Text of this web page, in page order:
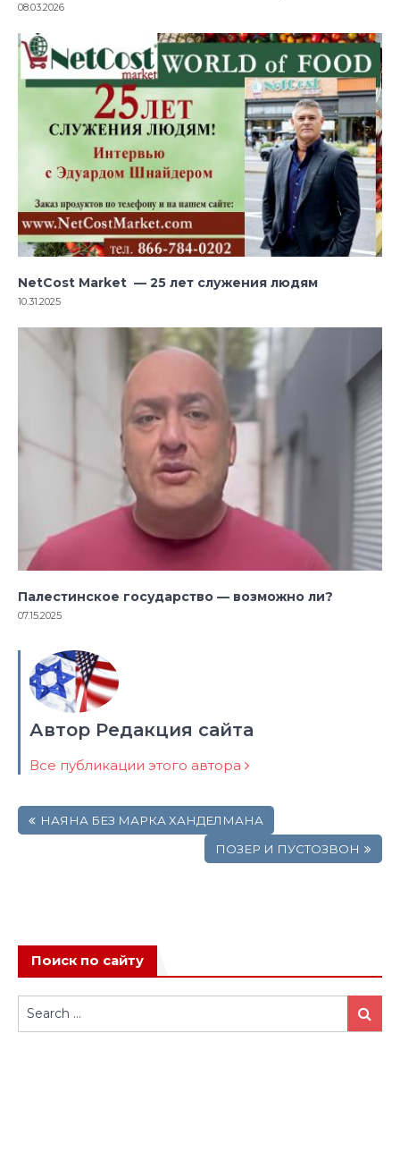
08.03.2026
NetCost Market — 25 лет служения людям
10.31.2025
Палестинское государство — возможно ли?
07.15.2025
Автор Редакция сайта
Все публикации этого автора
по НАЯНА БЕЗ МАРКА ХАНДЕЛМАНА
ПОЗЕР И ПУСТОЗВОН
Поиск по сайту
Search
for:
Search